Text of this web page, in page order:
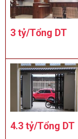
3 tỷ/Tổng DT
4.3 tỷ/Tổng DT